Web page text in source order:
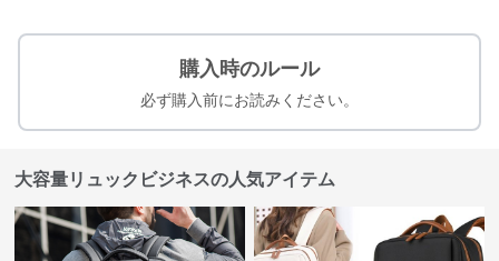
購入時のルール
必ず購入前にお読みください。
大容量リュックビジネスの人気アイテム